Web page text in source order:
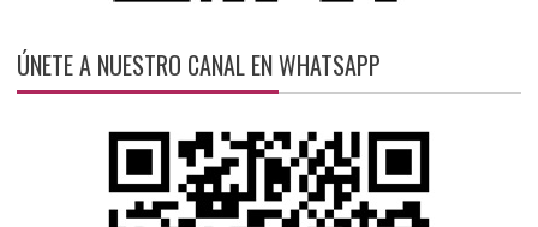
ÚNETE A NUESTRO CANAL EN WHATSAPP